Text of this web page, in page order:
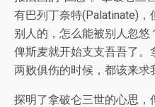
有巴列丁奈特(Palatinate)
别人的，怎么能被别人忽悠
俾斯麦就开始支支吾吾了
两败俱伤的时候，都该来求
探明了拿破仑三世的心思